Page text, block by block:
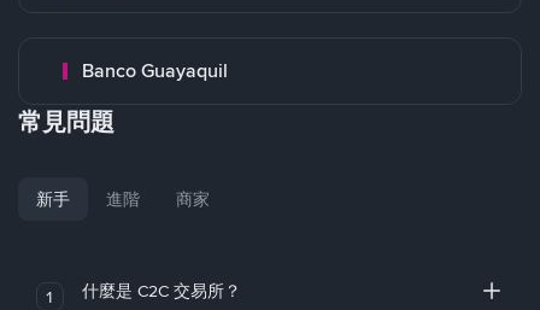
Banco Guayaquil
常見問題
新手 進階 商家
1 什麼是 C2C 交易所？